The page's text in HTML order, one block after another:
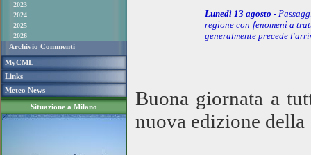
2023
2024
2025
2026
Archivio Commenti
MyCML
Links
Meteo News
Situazione a Milano
Lunedì 13 agosto -
regione con fenomeni a
generalmente precede
Buona giornata a
nuova edizione della